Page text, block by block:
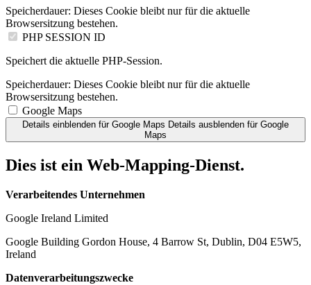
Speicherdauer: Dieses Cookie bleibt nur für die aktuelle
Browsersitzung bestehen.
PHP SESSION ID
Speichert die aktuelle PHP-Session.
Speicherdauer: Dieses Cookie bleibt nur für die aktuelle
Browsersitzung bestehen.
Google Maps
Details einblenden für Google Maps Details ausblenden für Google
Maps
Dies ist ein Web-Mapping-Dienst.
Verarbeitendes Unternehmen
Google Ireland Limited
Google Building Gordon House, 4 Barrow St, Dublin, D04 E5W5,
Ireland
Datenverarbeitungszwecke